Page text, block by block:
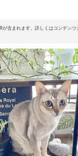
含まれます。詳しくはコンテンツ